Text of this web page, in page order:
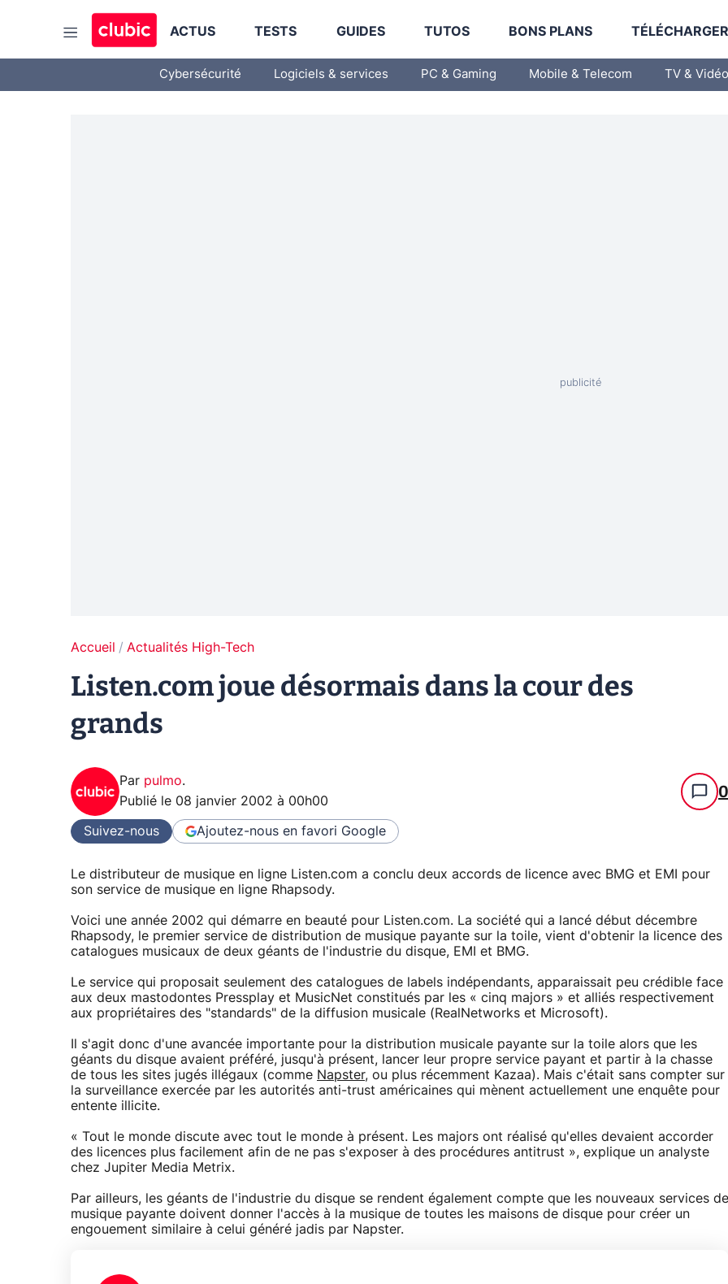
ACTUS TESTS GUIDES TUTOS BONS PLANS
Cybersécurité Logiciels & services PC & Gaming Mobile & Telecom TV & Vidéo
Accueil Actualités High-Tech
Listen.com joue désormais dans la cour des
grands
Par pulmo.
Publié le 08 janvier 2002 à 00h00 0
Suivez-nous Ajoutez-nous en favori Google
Le distributeur de musique en ligne Listen.com a conclu deux accords de licence avec BMG et EMI pour
son service de musique en ligne Rhapsody.
Voici une année 2002 qui démarre en beauté pour Listen.com. La société qui a lancé début décembre
Rhapsody, le premier service de distribution de musique payante sur la toile, vient d'obtenir la licence des
catalogues musicaux de deux géants de l'industrie du disque, EMI et BMG.
Le service qui proposait seulement des catalogues de labels indépendants, apparaissait peu crédible face
aux deux mastodontes Pressplay et MusicNet constitués par les « cinq majors » et alliés respectivement
aux propriétaires des "standards" de la diffusion musicale (RealNetworks et Microsoft).
Il s'agit donc d'une avancée importante pour la distribution musicale payante sur la toile alors que les
géants du disque avaient préféré, jusqu'à présent, lancer leur propre service payant et partir à la chasse
de tous les sites jugés illégaux (comme Napster, ou plus récemment Kazaa). Mais c'était sans compter sur
la surveillance exercée par les autorités anti-trust américaines qui mènent actuellement une enquête pour
entente illicite.
« Tout le monde discute avec tout le monde à présent. Les majors ont réalisé qu'elles devaient accorder
des licences plus facilement afin de ne pas s'exposer à des procédures antitrust », explique un analyste
chez Jupiter Media Metrix.
Par ailleurs, les géants de l'industrie du disque se rendent également compte que les nouveaux services de
musique payante doivent donner l'accès à la musique de toutes les maisons de disque pour créer un
engouement similaire à celui généré jadis par Napster.